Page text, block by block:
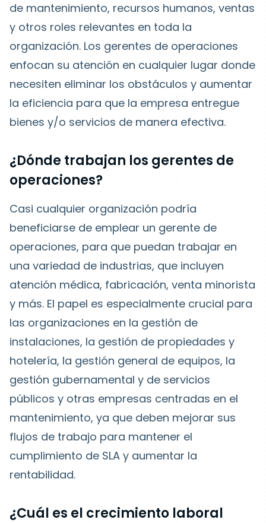
de mantenimiento, recursos humanos, ventas
y otros roles relevantes en toda la
organización. Los gerentes de operaciones
enfocan su atención en cualquier lugar donde
necesiten eliminar los obstáculos y aumentar
la eficiencia para que la empresa entregue
bienes y/o servicios de manera efectiva.
¿Dónde trabajan los gerentes de
operaciones?
Casi cualquier organización podría
beneficiarse de emplear un gerente de
operaciones, para que puedan trabajar en
una variedad de industrias, que incluyen
atención médica, fabricación, venta minorista
y más. El papel es especialmente crucial para
las organizaciones en la gestión de
instalaciones, la gestión de propiedades y
hotelería, la gestión general de equipos, la
gestión gubernamental y de servicios
públicos y otras empresas centradas en el
mantenimiento, ya que deben mejorar sus
flujos de trabajo para mantener el
cumplimiento de SLA y aumentar la
rentabilidad.
¿Cuál es el crecimiento laboral